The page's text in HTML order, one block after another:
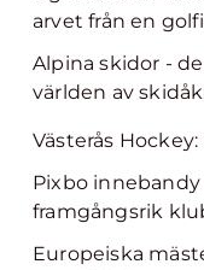
arvet från en
Alpina skidor -
världen av
Västerås
Pixbo
framgångsrik
Europeiska